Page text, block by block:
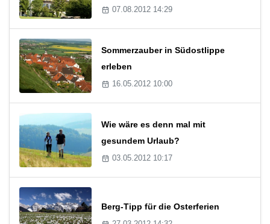
07.08.2012 14:29
Sommerzauber in Südostlippe
erleben
16.05.2012 10:00
Wie wäre es denn mal mit
gesundem Urlaub?
03.05.2012 10:17
Berg-Tipp für die Osterferien